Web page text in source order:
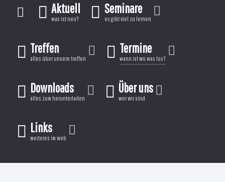
Aktuell
was ist neu?
Seminare
es gibt viel zu lernen
Treffen
alles über unsere treffen
Termine
wann ist wo was los?
Downloads
alles zum herunterladen
Über uns
wer wir sind
Links
weiteres im web